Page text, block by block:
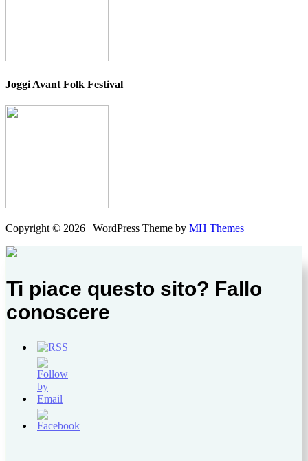
Joggi Avant Folk Festival
Copyright © 2026 | WordPress Theme by MH Themes
Ti piace questo sito? Fallo
conoscere